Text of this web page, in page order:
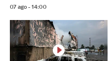
07 ago - 14:00